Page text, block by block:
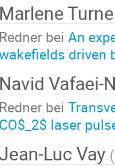
Marlene
Redner bei An
driven
Navid Vafaei-
Redner bei
CO$_2$ laser
Luc Vay (